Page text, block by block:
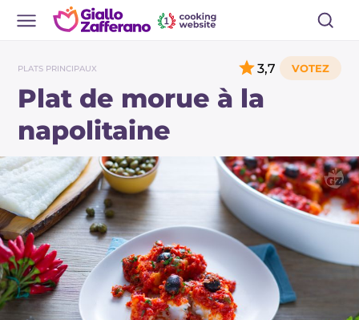
PLATS PRINCIPAUX
Plat de morue à la
napolitaine
3,7